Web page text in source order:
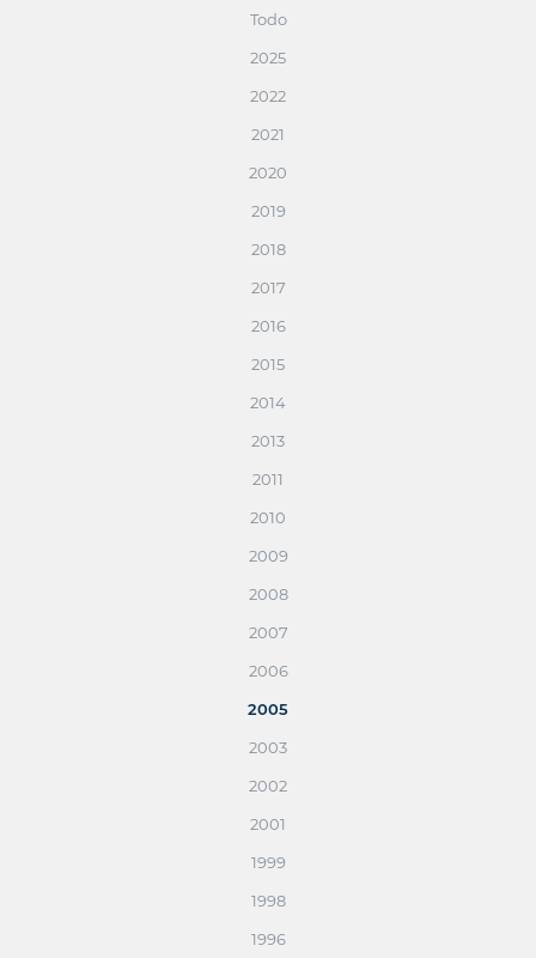
Todo
2025
2022
2021
2020
2019
2018
2017
2016
2015
2014
2013
2011
2010
2009
2008
2007
2006
2005
2003
2002
2001
1999
1998
1996